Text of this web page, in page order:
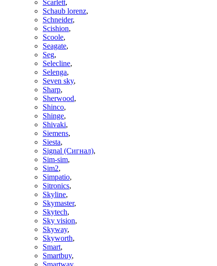
Scarlett,
Schaub lorenz,
Schneider,
Scishion,
Scoole,
Seagate,
Seg,
Selecline,
Selenga,
Seven sky,
Sharp,
Sherwood,
Shinco,
Shinge,
Shivaki,
Siemens,
Siesta,
Signal (Сигнал),
Sim-sim,
Sim2,
Simpatio,
Sitronics,
Skyline,
Skymaster,
Skytech,
Sky vision,
Skyway,
Skyworth,
Smart,
Smartbuy,
Smartway,